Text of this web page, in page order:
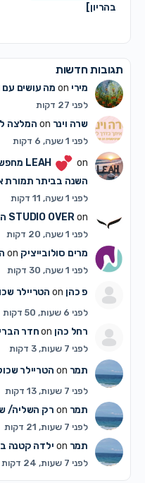
בהריון]
תגובות חדשות
מיריon מה עושים עם
לפני 27 דקות
שרה וינרon המלצה
לפני 1 שעה, 6 דקות
LEAH on
השנה בביתר תמורת
לפני 1 שעה, 11 דקות
STUDIO OVERon
לפני 1 שעה, 20 דקות
מרים סולובייציקon
לפני 1 שעה, 30 דקות
פ כהןon הטריילר
לפני 6 שעות, 50 דקות
רחל כהןon חדר
לפני 7 שעות, 3 דקות
תמרon הטריילר
לפני 7 שעות, 13 דקות
תמרon רק השליה/
לפני 7 שעות, 21 דקות
תמרon ילדה קטנה
לפני 7 שעות, 24 דקות